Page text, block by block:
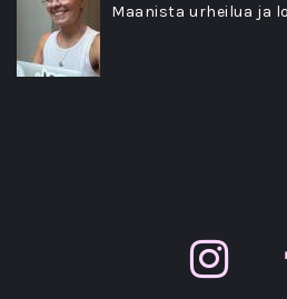
Maanista urheilua ja